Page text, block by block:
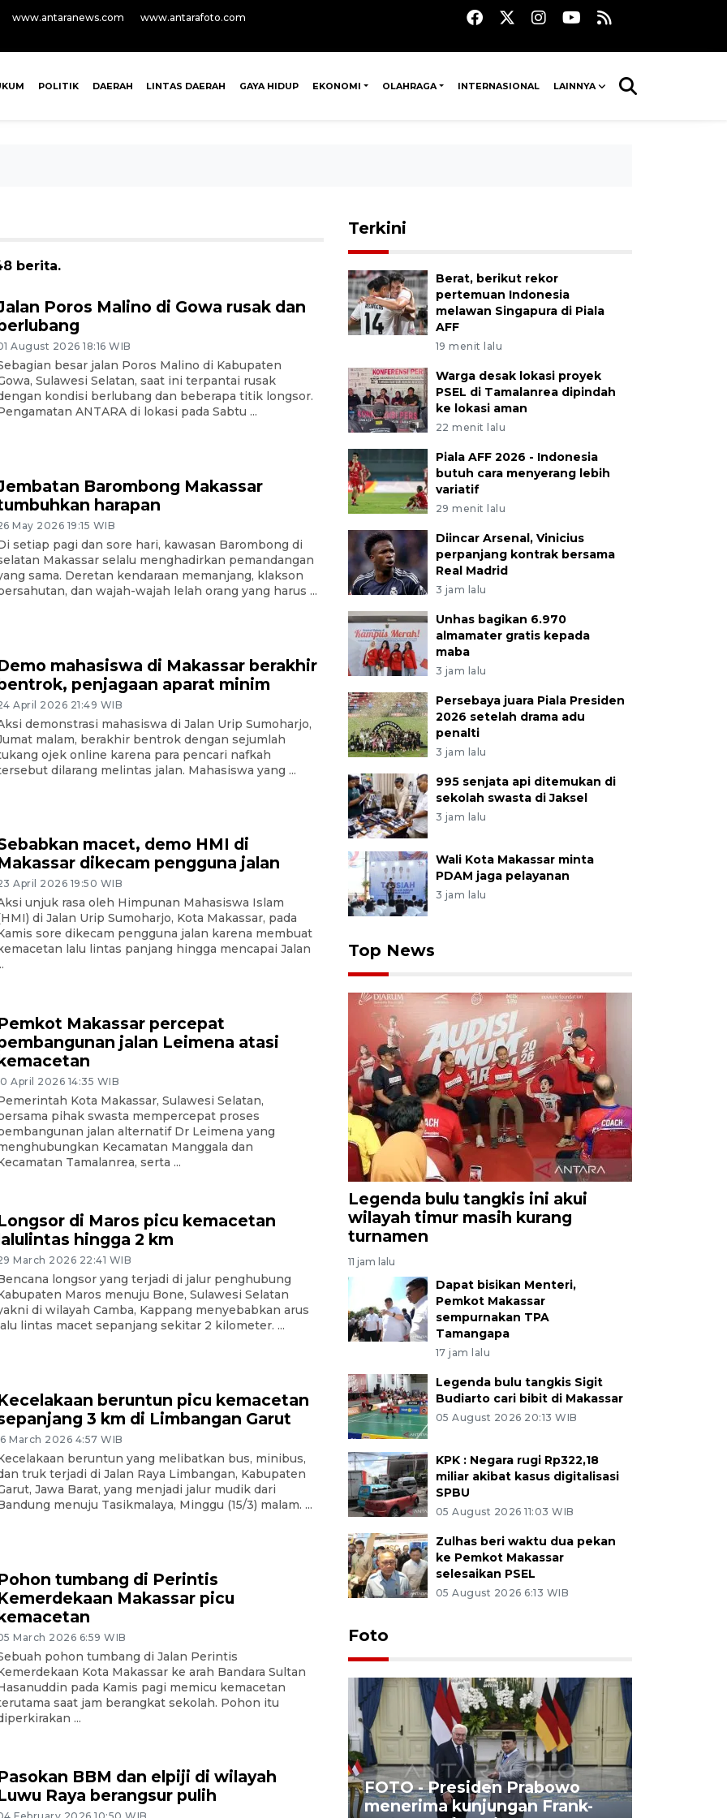
www.antaranews.com www.antarafoto.com
POLITIK DAERAH LINTAS DAERAH GAYA HIDUP EKONOMI OLAHRAGA INTERNASIONAL LAINNYA
berita.
Poros Malino di Gowa rusak dan
August 2026 18:16 WIB
besar jalan Poros Malino di Kabupaten
Sulawesi Selatan, saat ini terpantai rusak
kondisi berlubang dan beberapa titik longsor.
ANTARA di lokasi pada Sabtu ...
Barombong Makassar
harapan
May 2026 19:15 WIB
setiap pagi dan sore hari, kawasan Barombong di
Makassar selalu menghadirkan pemandangan
sama. Deretan kendaraan memanjang, klakson
dan wajah-wajah lelah orang yang harus ...
mahasiswa di Makassar berakhir
penjagaan aparat minim
April 2026 21:49 WIB
demonstrasi mahasiswa di Jalan Urip Sumoharjo,
malam, berakhir bentrok dengan sejumlah
ojek online karena para pencari nafkah
dilarang melintas jalan. Mahasiswa yang ...
macet, demo HMI di
dikecam pengguna jalan
April 2026 19:50 WIB
unjuk rasa oleh Himpunan Mahasiswa Islam
di Jalan Urip Sumoharjo, Kota Makassar, pada
sore dikecam pengguna jalan karena membuat
lalu lintas panjang hingga mencapai Jalan
Makassar percepat
jalan Leimena atasi
April 2026 14:35 WIB
Kota Makassar, Sulawesi Selatan,
pihak swasta mempercepat proses
jalan alternatif Dr Leimena yang
Kecamatan Manggala dan
Tamalanrea, serta ...
di Maros picu kemacetan
hingga 2 km
March 2026 22:41 WIB
longsor yang terjadi di jalur penghubung
Maros menuju Bone, Sulawesi Selatan
di wilayah Camba, Kappang menyebabkan arus
lintas macet sepanjang sekitar 2 kilometer. ...
beruntun picu kemacetan
3 km di Limbangan Garut
March 2026 4:57 WIB
beruntun yang melibatkan bus, minibus,
truk terjadi di Jalan Raya Limbangan, Kabupaten
Jawa Barat, yang menjadi jalur mudik dari
menuju Tasikmalaya, Minggu (15/3) malam. ...
tumbang di Perintis
Makassar picu
March 2026 6:59 WIB
pohon tumbang di Jalan Perintis
Kota Makassar ke arah Bandara Sultan
pada Kamis pagi memicu kemacetan
saat jam berangkat sekolah. Pohon itu
...
BBM dan elpiji di wilayah
Raya berangsur pulih
Terkini
Berat, berikut rekor
pertemuan Indonesia
melawan Singapura di Piala
AFF
19 menit lalu
Warga desak lokasi proyek
PSEL di Tamalanrea dipindah
ke lokasi aman
22 menit lalu
Piala AFF 2026 - Indonesia
butuh cara menyerang lebih
variatif
29 menit lalu
Diincar Arsenal, Vinicius
perpanjang kontrak bersama
Real Madrid
3 jam lalu
Unhas bagikan 6.970
almamater gratis kepada
maba
3 jam lalu
Persebaya juara Piala Presiden
2026 setelah drama adu
penalti
3 jam lalu
995 senjata api ditemukan di
sekolah swasta di Jaksel
3 jam lalu
Wali Kota Makassar minta
PDAM jaga pelayanan
3 jam lalu
Top News
Legenda bulu tangkis ini akui
wilayah timur masih kurang
turnamen
11 jam lalu
Dapat bisikan Menteri,
Pemkot Makassar
sempurnakan TPA
Tamangapa
17 jam lalu
Legenda bulu tangkis Sigit
Budiarto cari bibit di Makassar
05 August 2026 20:13 WIB
KPK : Negara rugi Rp322,18
miliar akibat kasus digitalisasi
SPBU
05 August 2026 11:03 WIB
Zulhas beri waktu dua pekan
ke Pemkot Makassar
selesaikan PSEL
05 August 2026 6:13 WIB
Foto
FOTO - Kirab memperingati
HUT ke-80 Raja Keraton
FOTO - Presiden Prabowo
menerima kunjungan Frank-